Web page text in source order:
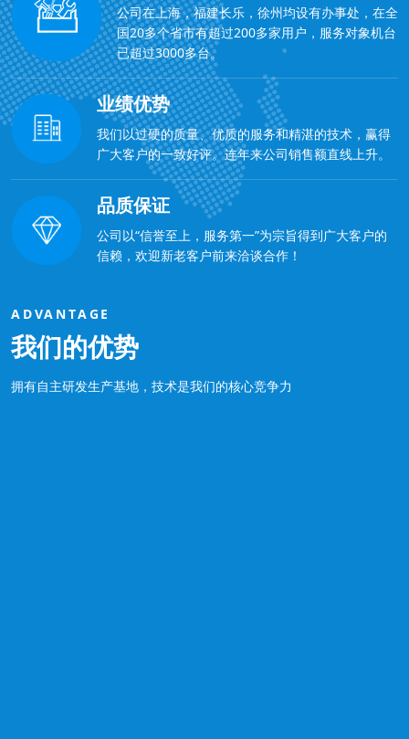
公司在上海，福建长乐，徐州均设有办事处，在全
国20多个省市有超过200多家用户，服务对象机台
已超过3000多台。
业绩优势
我们以过硬的质量、优质的服务和精湛的技术，赢得
广大客户的一致好评。连年来公司销售额直线上升。
品质保证
公司以“信誉至上，服务第一”为宗旨得到广大客户的
信赖，欢迎新老客户前来洽谈合作！
ADVANTAGE
我们的优势
拥有自主研发生产基地，技术是我们的核心竞争力